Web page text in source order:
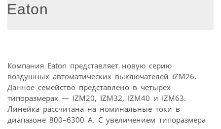
Eaton
Компания Eaton представляет новую серию
воздушных автоматических выключателей IZM26.
Данное семейство представлено в четырех
типоразмерах — IZM20, IZM32, IZM40 и IZM63.
Линейка рассчитана на номинальные токи в
диапазоне 800–6300 А. С увеличением типоразмера